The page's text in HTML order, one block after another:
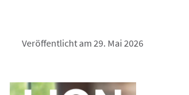
Veröffentlicht am 29. Mai 2026